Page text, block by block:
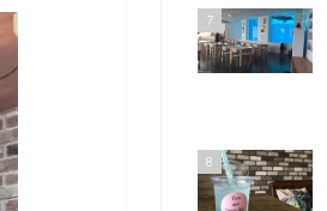
7
8